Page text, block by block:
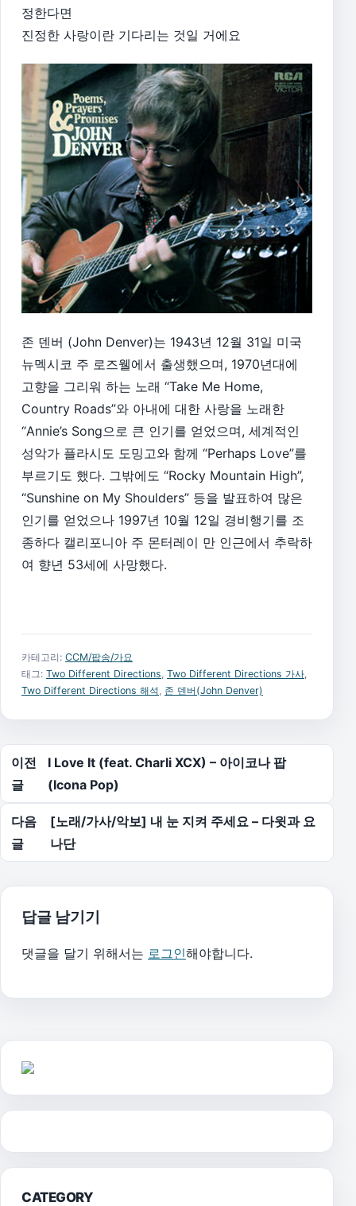
정한다면
진정한 사랑이란 기다리는 것일 거에요
존 덴버 (John Denver)는 1943년 12월 31일 미국
뉴멕시코 주 로즈웰에서 출생했으며, 1970년대에
고향을 그리워 하는 노래 “Take Me Home,
Country Roads”와 아내에 대한 사랑을 노래한
“Annie’s Song으로 큰 인기를 얻었으며, 세계적인
성악가 플라시도 도밍고와 함께 “Perhaps Love”를
부르기도 했다. 그밖에도 “Rocky Mountain High”,
“Sunshine on My Shoulders” 등을 발표하여 많은
인기를 얻었으나 1997년 10월 12일 경비행기를 조
종하다 캘리포니아 주 몬터레이 만 인근에서 추락하
여 향년 53세에 사망했다.
카테고리: CCM/팝송/가요
태그: Two Different Directions, Two Different Directions 가사,
Two Different Directions 해석, 존 덴버(John Denver)
글 탐색
이전
글
I Love It (feat. Charli XCX) – 아이코나 팝
(Icona Pop)
다음
글
[노래/가사/악보] 내 눈 지켜 주세요 – 다윗과 요
나단
답글 남기기
댓글을 달기 위해서는 로그인해야합니다.
CATEGORY